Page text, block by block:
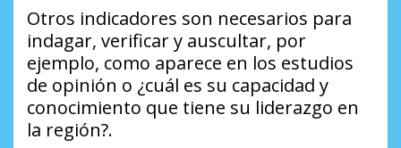
Otros indicadores son necesarios para
indagar, verificar y auscultar, por
ejemplo, como aparece en los estudios
de opinión o ¿cuál es su capacidad y
conocimiento que tiene su liderazgo en
la región?.